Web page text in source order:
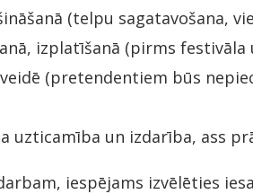
(telpu sagatavošana,
izplatīšanā (pirms festivāla
(pretendentiem būs
uzticamība un izdarība, ass
iespējams izvēlēties